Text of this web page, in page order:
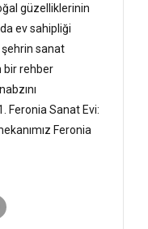
güzelliklerinin
ev sahipliği
şehrin sanat
bir rehber
Feronia Sanat Evi:
Feronia